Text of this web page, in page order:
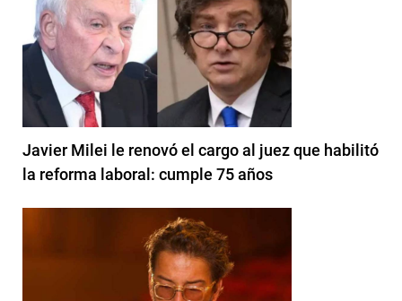
Javier Milei le renovó el cargo al juez que habilitó
la reforma laboral: cumple 75 años